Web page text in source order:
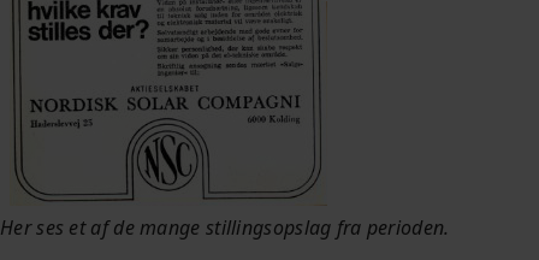
Her ses et af de mange stillingsopslag fra perioden.